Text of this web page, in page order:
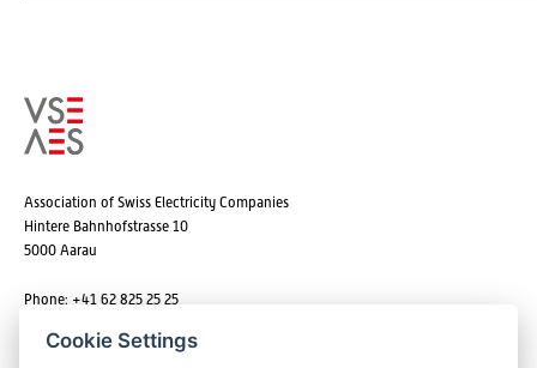
Association of Swiss Electricity Companies
Hintere Bahnhofstrasse 10
5000 Aarau
Phone: +41 62 825 25 25
Cookie Settings